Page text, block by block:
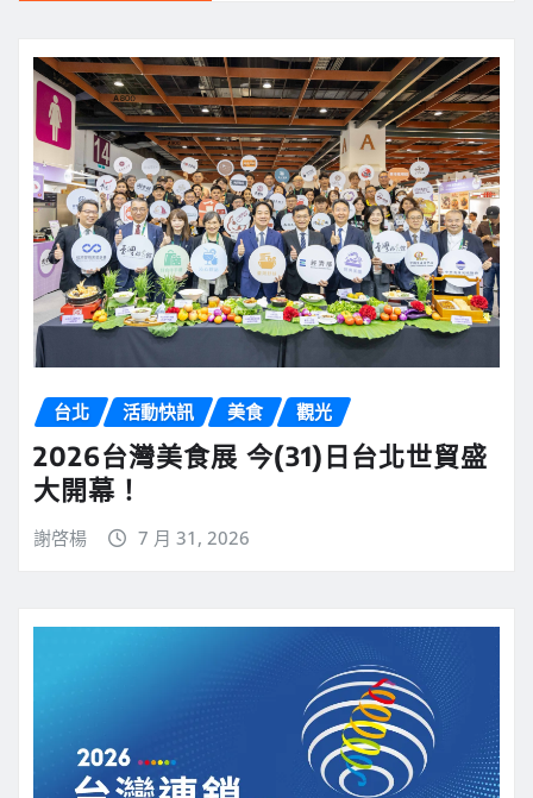
台北 活動快訊 美食 觀光
2026台灣美食展 今(31)日台北世貿盛
大開幕！
謝啓楊 7 月 31, 2026